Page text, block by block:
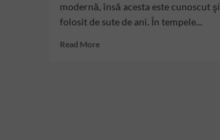
modernă, însă acesta este cunoscut şi
folosit de sute de ani. În tempele...
Read MoreRead